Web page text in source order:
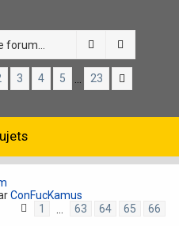
Rechercher
23
3 4 5 23
ConFucKamus
1 63 64 65
66